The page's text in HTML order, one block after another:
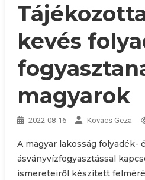
kevés
magyarok
2022-08-16 Kovacs Geza
A magyar lakosság folyadék-
ásványvízfogyasztással
ismereteiről készített